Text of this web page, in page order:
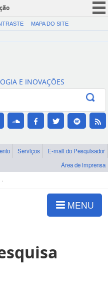
CORONAVÍRUS (COVID-19)
Canais
MAPA DO SITE
E INOVAÇÕES
Serviços
E-mail do Pesquisador
Área de imprensa
MENU